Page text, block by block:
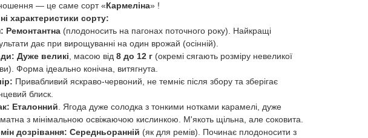
— це саме сорт «Кармеліна» !
характеристики сорту:
Ремонтантна (плодоносить на пагонах поточного року). Найкращі
дає при вирощуванні на один врожай (осінній).
Дуже великі, масою від 8 до 12 г (окремі сягають розміру невеликої
Форма ідеально конічна, витягнута.
Привабливий яскраво-червоний, не темніє після збору та зберігає
блиск.
Еталонний. Ягода дуже солодка з тонкими нотками карамелі, дуже
з мінімальною освіжаючою кислинкою. М'якоть щільна, але соковита.
дозрівання: Середньоранній (як для ремів). Починає плодоносити з